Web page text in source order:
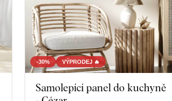
-30% VÝPRODEJ 🔥
Samolepící panel do kuchyně